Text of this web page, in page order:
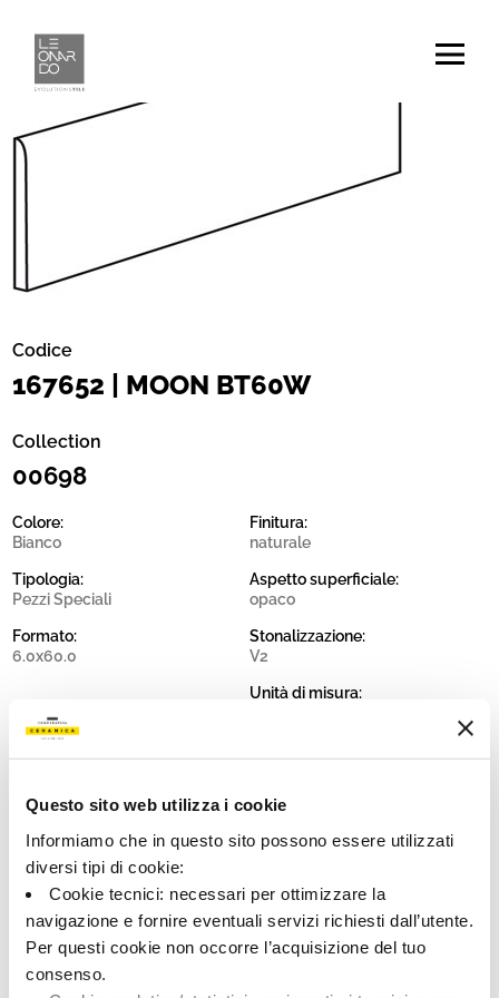
Questo sito web utilizza i cookie
Informiamo che in questo sito possono essere utilizzati
diversi tipi di cookie:
Cookie tecnici: necessari per ottimizzare la
navigazione e fornire eventuali servizi richiesti dall’utente.
Per questi cookie non occorre l’acquisizione del tuo
consenso.
Codice
167652 | MOON BT60W
Collection
00698
Colore:
Bianco
Tipologia:
Pezzi Speciali
Formato:
6.0x60.0
Finitura:
naturale
Aspetto superficiale:
opaco
Stonalizzazione:
V2
Unità di misura:
Share: